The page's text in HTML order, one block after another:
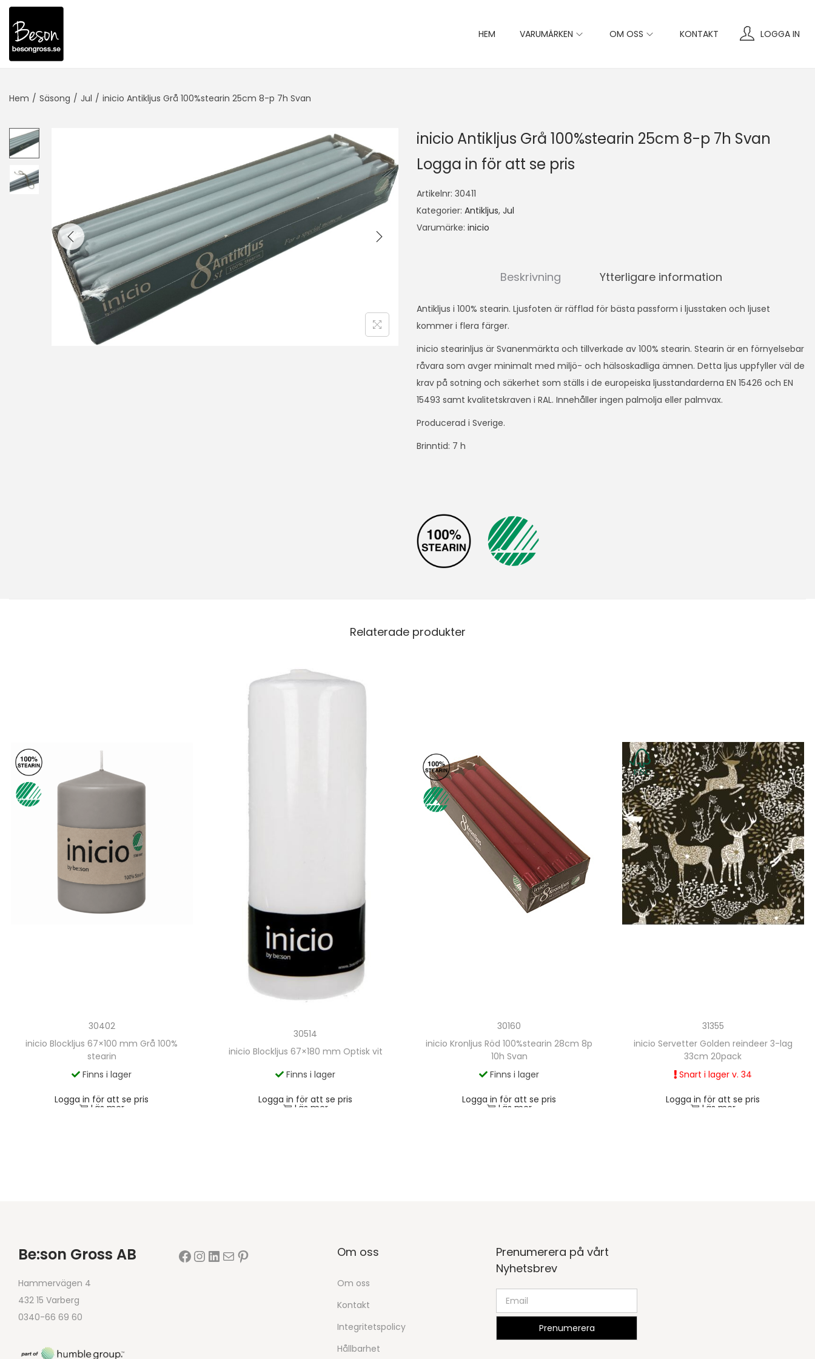
HEM VARUMÄRKEN OM OSS KONTAKT LOGGA IN
Hem / Säsong / Jul / inicio Antikljus Grå 100%stearin 25cm 8-p 7h Svan
inicio Antikljus Grå 100%stearin 25cm 8-p 7h Svan
Logga in för att se pris
Artikelnr: 30411
Kategorier: Antikljus, Jul
Varumärke: inicio
Beskrivning Ytterligare information
Antikljus i 100% stearin. Ljusfoten är räfflad för bästa passform i ljusstaken och ljuset
kommer i flera färger.
inicio stearinljus är Svanenmärkta och tillverkade av 100% stearin. Stearin är en förnyelsebar
råvara som avger minimalt med miljö- och hälsoskadliga ämnen. Detta ljus uppfyller väl de
krav på sotning och säkerhet som ställs i de europeiska ljusstandarderna EN 15426 och EN
15493 samt kvalitetskraven i RAL. Innehåller ingen palmolja eller palmvax.
Producerad i Sverige.
Brinntid: 7 h
Relaterade produkter
30402
inicio Blockljus 67×100 mm Grå 100%
stearin
Finns i lager
Logga in för att se pris
Läs mer
30514
inicio Blockljus 67×180 mm Optisk vit
Finns i lager
Logga in för att se pris
Läs mer
30160
inicio Kronljus Röd 100%stearin 28cm 8p
10h Svan
Finns i lager
Logga in för att se pris
Läs mer
31355
inicio Servetter Golden reindeer 3-lag
33cm 20pack
Snart i lager v. 34
Logga in för att se pris
Läs mer
Be:son Gross AB
Hammervägen 4
432 15 Varberg
0340-66 69 60
Om oss
Om oss
Kontakt
Integritetspolicy
Hållbarhet
Prenumerera på vårt
Nyhetsbrev